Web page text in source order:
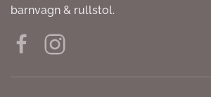
barnvagn & rullstol.